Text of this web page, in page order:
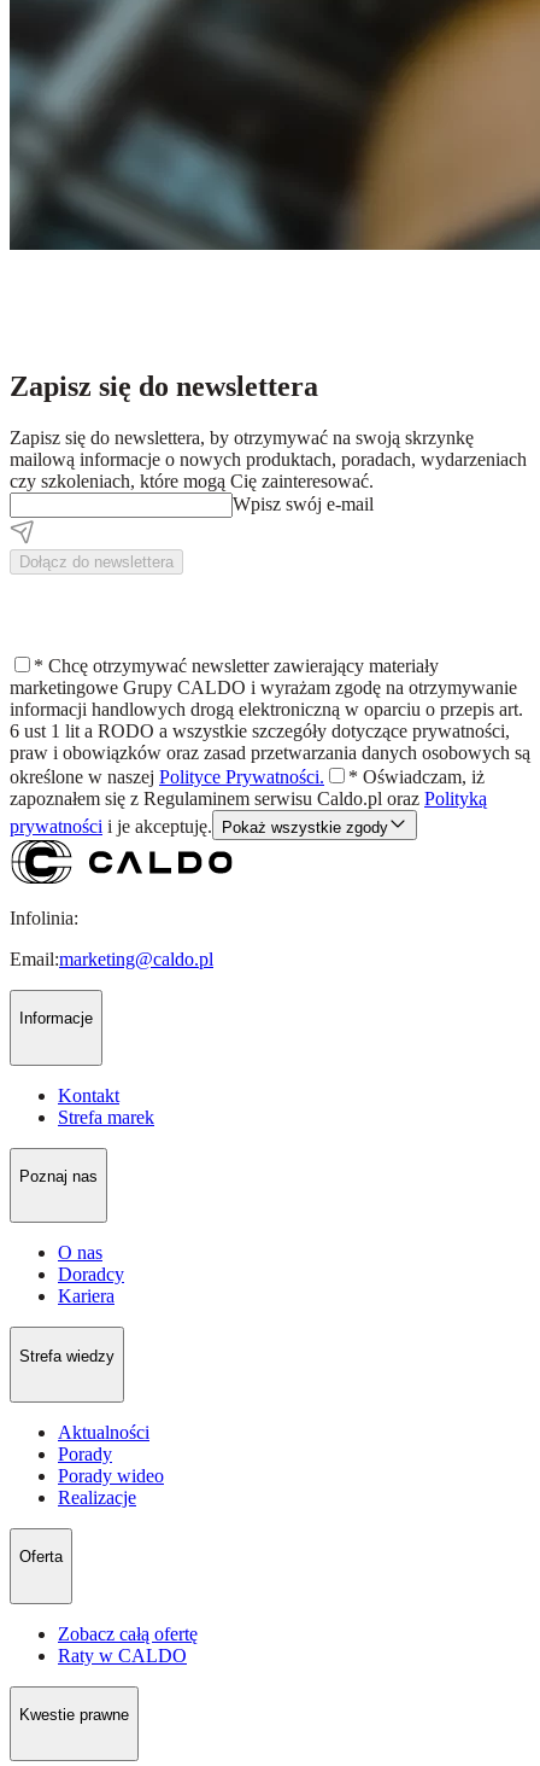
Zapisz się do newslettera
Zapisz się do newslettera, by otrzymywać na swoją skrzynkę
mailową informacje o nowych produktach, poradach, wydarzeniach
czy szkoleniach, które mogą Cię zainteresować.
Wpisz swój e-mail
Dołącz do newslettera
* Chcę otrzymywać newsletter zawierający materiały
marketingowe Grupy CALDO i wyrażam zgodę na otrzymywanie
informacji handlowych drogą elektroniczną w oparciu o przepis art.
6 ust 1 lit a RODO a wszystkie szczegóły dotyczące prywatności,
praw i obowiązków oraz zasad przetwarzania danych osobowych są
określone w naszej Polityce Prywatności. * Oświadczam, iż
zapoznałem się z Regulaminem serwisu Caldo.pl oraz Polityką
prywatności i je akceptuję. Pokaż wszystkie zgody
Infolinia:
Email:marketing@caldo.pl
Informacje
Kontakt
Strefa marek
Poznaj nas
O nas
Doradcy
Kariera
Strefa wiedzy
Aktualności
Porady
Porady wideo
Realizacje
Oferta
Zobacz całą ofertę
Raty w CALDO
Kwestie prawne